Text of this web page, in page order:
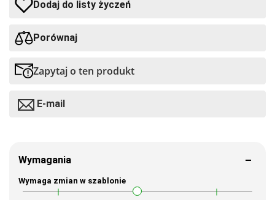
Dodaj do listy życzeń
Porównaj
Zapytaj o ten produkt
E-mail
Wymagania
Wymaga zmian w szablonie